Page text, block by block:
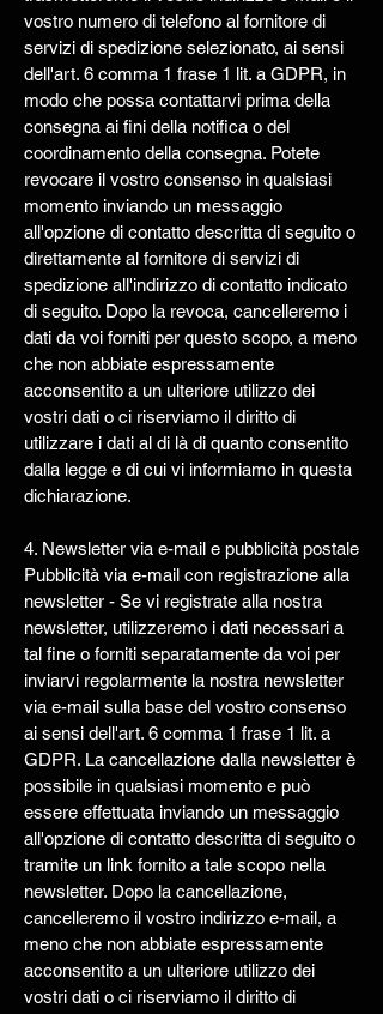
vostro numero di telefono al fornitore di
servizi di spedizione selezionato, ai sensi
dell'art. 6 comma 1 frase 1 lit. a GDPR, in
modo che possa contattarvi prima della
consegna ai fini della notifica o del
coordinamento della consegna. Potete
revocare il vostro consenso in qualsiasi
momento inviando un messaggio
all'opzione di contatto descritta di seguito o
direttamente al fornitore di servizi di
spedizione all'indirizzo di contatto indicato
di seguito. Dopo la revoca, cancelleremo i
dati da voi forniti per questo scopo, a meno
che non abbiate espressamente
acconsentito a un ulteriore utilizzo dei
vostri dati o ci riserviamo il diritto di
utilizzare i dati al di là di quanto consentito
dalla legge e di cui vi informiamo in questa
dichiarazione.
4. Newsletter via e-mail e pubblicità postale
Pubblicità via e-mail con registrazione alla
newsletter - Se vi registrate alla nostra
newsletter, utilizzeremo i dati necessari a
tal fine o forniti separatamente da voi per
inviarvi regolarmente la nostra newsletter
via e-mail sulla base del vostro consenso
ai sensi dell'art. 6 comma 1 frase 1 lit. a
GDPR. La cancellazione dalla newsletter è
possibile in qualsiasi momento e può
essere effettuata inviando un messaggio
all'opzione di contatto descritta di seguito o
tramite un link fornito a tale scopo nella
newsletter. Dopo la cancellazione,
cancelleremo il vostro indirizzo e-mail, a
meno che non abbiate espressamente
acconsentito a un ulteriore utilizzo dei
vostri dati o ci riserviamo il diritto di